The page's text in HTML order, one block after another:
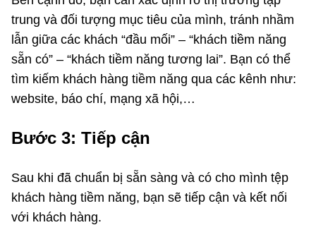
trung và đối tượng mục tiêu của mình, tránh nhầm
lẫn giữa các khách “đầu mối” – “khách tiềm năng
sẵn có” – “khách tiềm năng tương lai”. Bạn có thể
tìm kiếm khách hàng tiềm năng qua các kênh như:
website, báo chí, mạng xã hội,…
Bước 3: Tiếp cận
Sau khi đã chuẩn bị sẵn sàng và có cho mình tệp
khách hàng tiềm năng, bạn sẽ tiếp cận và kết nối
với khách hàng.